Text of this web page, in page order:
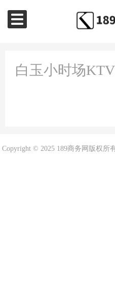
白玉小时场
Copyright © 2025 189商务网版权所